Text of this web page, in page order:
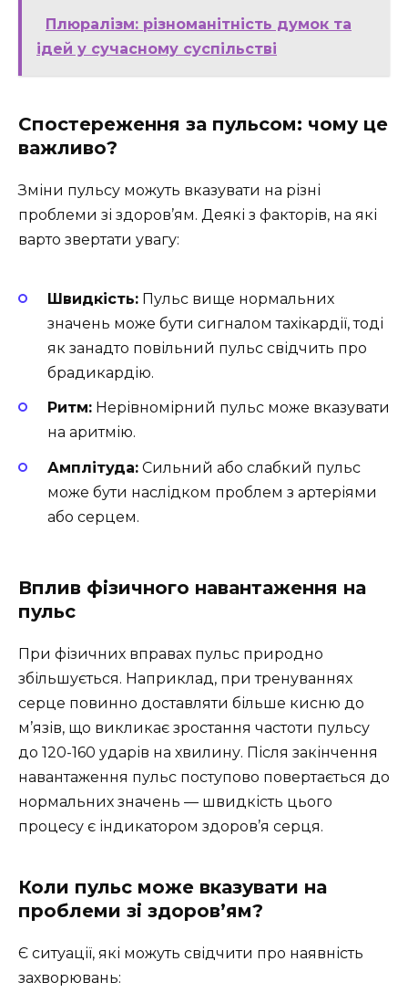
Плюралізм: різноманітність думок та
ідей у сучасному суспільстві
Спостереження за пульсом: чому це
важливо?
Зміни пульсу можуть вказувати на різні
проблеми зі здоров’ям. Деякі з факторів, на які
варто звертати увагу:
Швидкість: Пульс вище нормальних
значень може бути сигналом тахікардії, тоді
як занадто повільний пульс свідчить про
брадикардію.
Ритм: Нерівномірний пульс може вказувати
на аритмію.
Амплітуда: Сильний або слабкий пульс
може бути наслідком проблем з артеріями
або серцем.
Вплив фізичного навантаження на
пульс
При фізичних вправах пульс природно
збільшується. Наприклад, при тренуваннях
серце повинно доставляти більше кисню до
м’язів, що викликає зростання частоти пульсу
до 120-160 ударів на хвилину. Після закінчення
навантаження пульс поступово повертається до
нормальних значень — швидкість цього
процесу є індикатором здоров’я серця.
Коли пульс може вказувати на
проблеми зі здоров’ям?
Є ситуації, які можуть свідчити про наявність
захворювань: